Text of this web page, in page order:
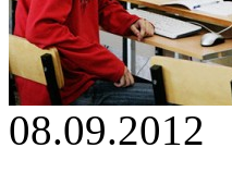
08.09.2012